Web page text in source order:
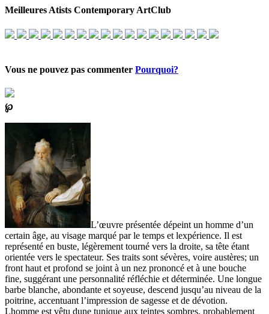
Meilleures Atists Contemporary ArtClub
Vous ne pouvez pas commenter Pourquoi?
℘
L’œuvre présentée dépeint un homme d’un
certain âge, au visage marqué par le temps et lexpérience. Il est
représenté en buste, légèrement tourné vers la droite, sa tête étant
orientée vers le spectateur. Ses traits sont sévères, voire austères; un
front haut et profond se joint à un nez prononcé et à une bouche
fine, suggérant une personnalité réfléchie et déterminée. Une longue
barbe blanche, abondante et soyeuse, descend jusqu’au niveau de la
poitrine, accentuant l’impression de sagesse et de dévotion.
Lhomme est vêtu dune tunique aux teintes sombres, probablement